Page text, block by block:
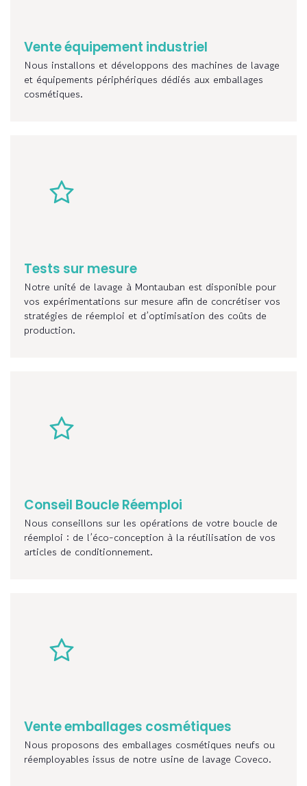
Vente équipement industriel
Nous installons et développons des machines de lavage
et équipements périphériques dédiés aux emballages
cosmétiques.
Tests sur mesure
Notre unité de lavage à Montauban est disponible pour
vos expérimentations sur mesure afin de concrétiser vos
stratégies de réemploi et d’optimisation des coûts de
production.
Conseil Boucle Réemploi
Nous conseillons sur les opérations de votre boucle de
réemploi : de l’éco-conception à la réutilisation de vos
articles de conditionnement.
Vente emballages cosmétiques
Nous proposons des emballages cosmétiques neufs ou
réemployables issus de notre usine de lavage Coveco.